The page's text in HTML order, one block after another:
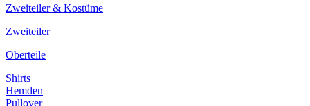
Zweiteiler & Kostüme
Zweiteiler
Oberteile
Shirts
Hemden
Pullover